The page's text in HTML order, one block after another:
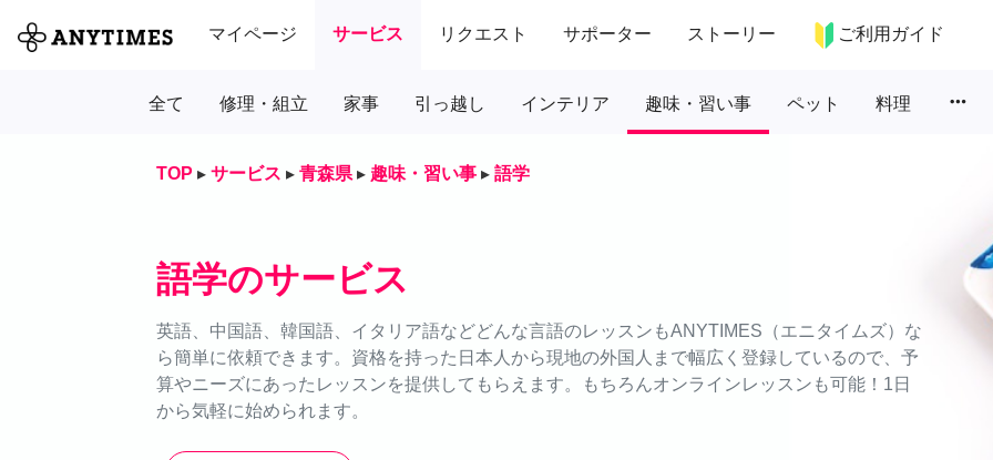
マイページ サービス リクエスト サポーター ストーリー ご利用ガイド
全て 修理・組立 家事 引っ越し インテリア 趣味・習い事 ペット 料理 more_horiz
TOP ▸ サービス ▸ 青森県 ▸ 趣味・習い事 ▸ 語学
語学のサービス
英語、中国語、韓国語、イタリア語などどんな言語のレッスンもANYTIMES（エニタイムズ）な
ら簡単に依頼できます。資格を持った日本人から現地の外国人まで幅広く登録しているので、予
算やニーズにあったレッスンを提供してもらえます。もちろんオンラインレッスンも可能！1日
から気軽に始められます。